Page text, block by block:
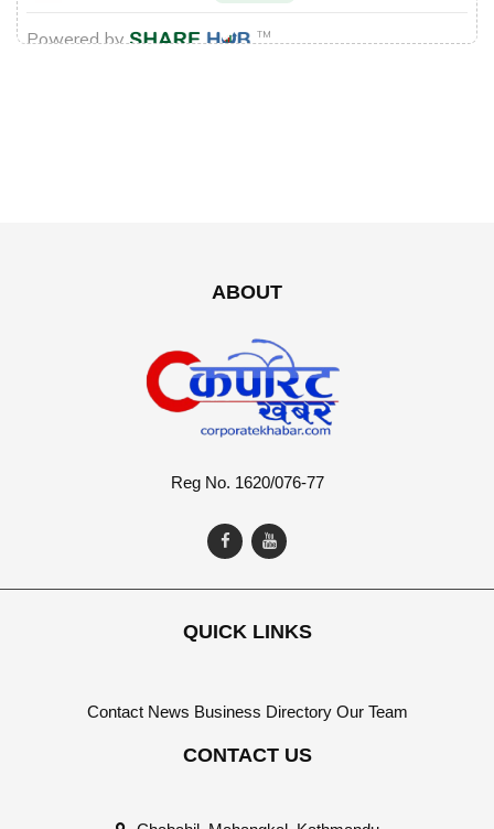
ABOUT
Reg No. 1620/076-77
QUICK LINKS
Contact News Business Directory Our Team
CONTACT US